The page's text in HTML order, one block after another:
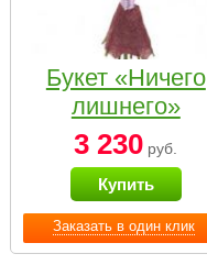
Заказать в один клик
Букет «Ничего
лишнего»
3 230 руб.
Купить